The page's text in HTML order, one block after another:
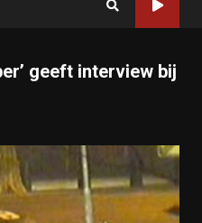
geeft interview bij